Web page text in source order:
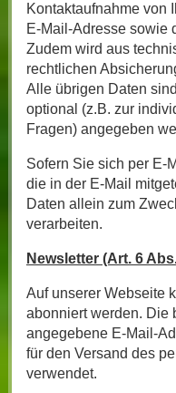
Kontaktaufnahme von
E-Mail-Adresse sowie
Zudem wird aus
rechtlichen
Alle übrigen Daten
optional (z.B. zur
Fragen) angegeben
Sofern Sie sich per E-
die in der E-Mail
Daten allein zum
verarbeiten.
Newsletter (Art. 6
Auf unserer Webseite
abonniert werden. Die
angegebene E-Mail-
für den Versand des
verwendet.